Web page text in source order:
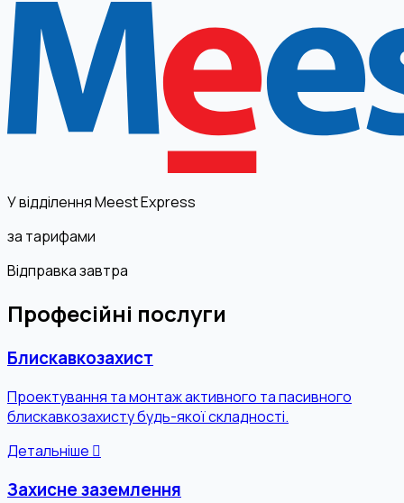
У відділення Meest Express
за тарифами
Відправка завтра
Професійні послуги
Блискавкозахист
Проектування та монтаж активного та пасивного
блискавкозахисту будь-якої складності.
Детальніше
Захисне заземлення